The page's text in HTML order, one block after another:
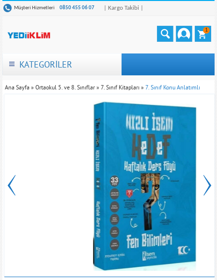
Müşteri Hizmetleri 0850 455 06 07 | Kargo Takibi |
1
KATEGORİLER
Ana Sayfa » Ortaokul 5. ve 8. Sınıflar » 7. Sınıf Kitapları » 7. Sınıf Konu Anlatımlı